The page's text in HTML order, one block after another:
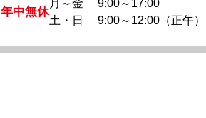
年中無休
月～金
9:00～17:00
土・日
9:00～12:00（正午）